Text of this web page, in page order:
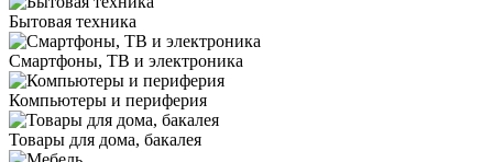
Бытовая техника
Смартфоны, ТВ и электроника
Компьютеры и периферия
Товары для дома, бакалея